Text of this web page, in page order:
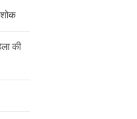
की